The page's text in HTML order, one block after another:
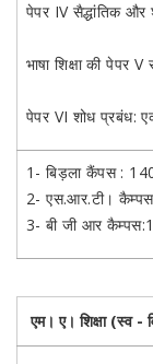
पेपर IV सैद्धांतिक और
भाषा शिक्षा की पेपर
पेपर VI शोध प्रबंध:
1- बिड़ला कैंपस :
2- एस.आर.टी।
3- बी जी आर
एम। ए। शिक्षा (स्व -